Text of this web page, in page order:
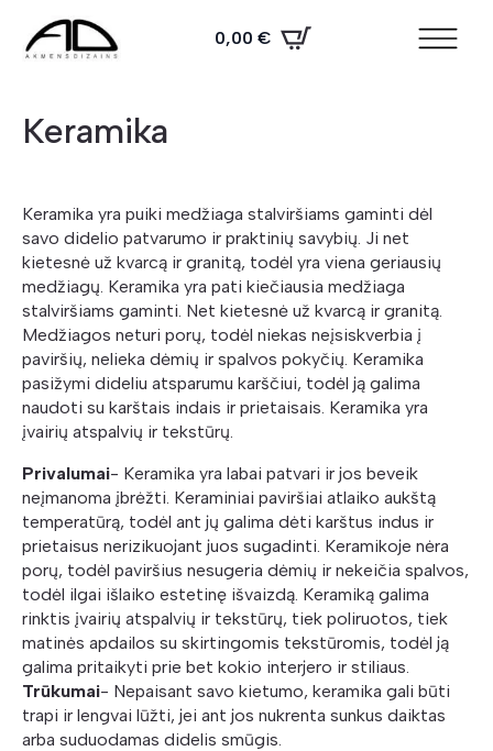
0,00 €
Keramika
Keramika yra puiki medžiaga stalviršiams gaminti dėl
savo didelio patvarumo ir praktinių savybių. Ji net
kietesnė už kvarcą ir granitą, todėl yra viena geriausių
medžiagų. Keramika yra pati kiečiausia medžiaga
stalviršiams gaminti. Net kietesnė už kvarcą ir granitą.
Medžiagos neturi porų, todėl niekas neįsiskverbia į
paviršių, nelieka dėmių ir spalvos pokyčių. Keramika
pasižymi dideliu atsparumu karščiui, todėl ją galima
naudoti su karštais indais ir prietaisais. Keramika yra
įvairių atspalvių ir tekstūrų.
Privalumai- Keramika yra labai patvari ir jos beveik
neįmanoma įbrėžti. Keraminiai paviršiai atlaiko aukštą
temperatūrą, todėl ant jų galima dėti karštus indus ir
prietaisus nerizikuojant juos sugadinti. Keramikoje nėra
porų, todėl paviršius nesugeria dėmių ir nekeičia spalvos,
todėl ilgai išlaiko estetinę išvaizdą. Keramiką galima
rinktis įvairių atspalvių ir tekstūrų, tiek poliruotos, tiek
matinės apdailos su skirtingomis tekstūromis, todėl ją
galima pritaikyti prie bet kokio interjero ir stiliaus.
Trūkumai- Nepaisant savo kietumo, keramika gali būti
trapi ir lengvai lūžti, jei ant jos nukrenta sunkus daiktas
arba suduodamas didelis smūgis.